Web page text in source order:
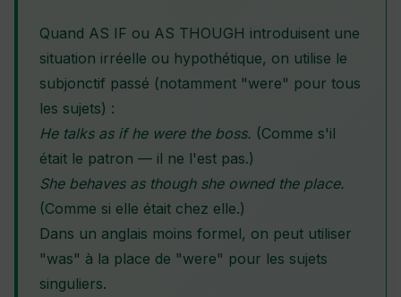
Quand AS IF ou AS THOUGH introduisent une
situation irréelle ou hypothétique, on utilise le
subjonctif passé (notamment "were" pour tous
les sujets) :
He talks as if he were the boss. (Comme s'il
était le patron — il ne l'est pas.)
She behaves as though she owned the place.
(Comme si elle était chez elle.)
Dans un anglais moins formel, on peut utiliser
"was" à la place de "were" pour les sujets
singuliers.